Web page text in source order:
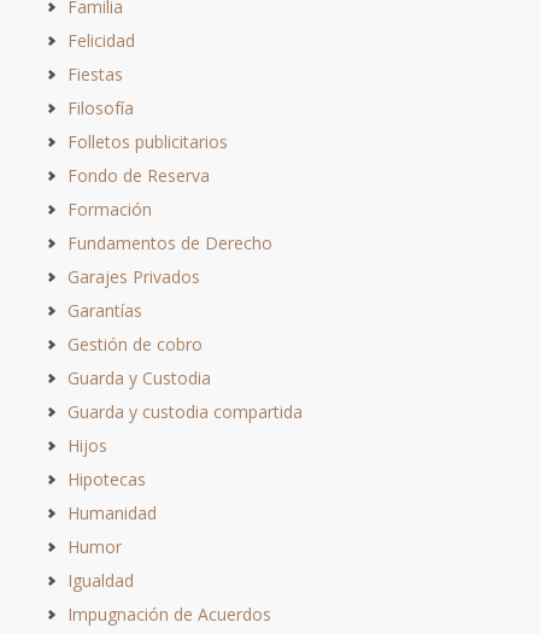
Familia
Felicidad
Fiestas
Filosofía
Folletos publicitarios
Fondo de Reserva
Formación
Fundamentos de Derecho
Garajes Privados
Garantías
Gestión de cobro
Guarda y Custodia
Guarda y custodia compartida
Hijos
Hipotecas
Humanidad
Humor
Igualdad
Impugnación de Acuerdos